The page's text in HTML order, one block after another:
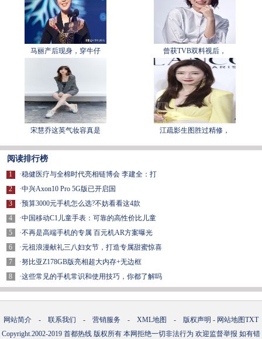
马丽产后现身，穿牛仔 曾获TVB双料视后，
宋慧乔这英气妆容真是 江疏影生图胜过精修，
阅读排行榜
1
2
3
4
5
6
7
8
·稳健医疗与全棉时代亮相链博会 李建全：打
·中兴Axon10 Pro 5G版已开启国
·预算3000元手机怎么选?不妨看看这4款
·中国移动C1儿童手表：可靠的高性价比儿童
·不再是高端手机的专属 百元机AR方案曝光
·元祖浪漫献礼三八妇女节，打造专属甜蜜惊喜
·努比亚Z178GB版亮相超大内存+无边框
·这些常见的手机常识和使用技巧，你都了解吗
网站简介 - 联系我们 - 营销服务 - XML地图 - 版权声明 - 网站地图TXT
Copyright.2002-2019 首都热线 版权所有 本网拒绝一切非法行为 欢迎监督举报 如有错